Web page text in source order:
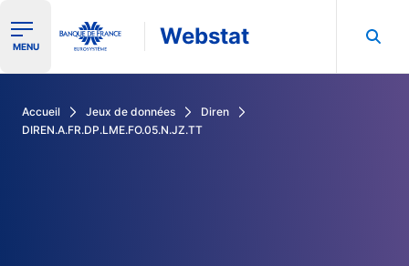
Ouvrir le menu de navigation
MENU Webstat
Accueil Jeux de données
Diren
DIREN.A.FR.DP.LME.FO.05.N.JZ.TT